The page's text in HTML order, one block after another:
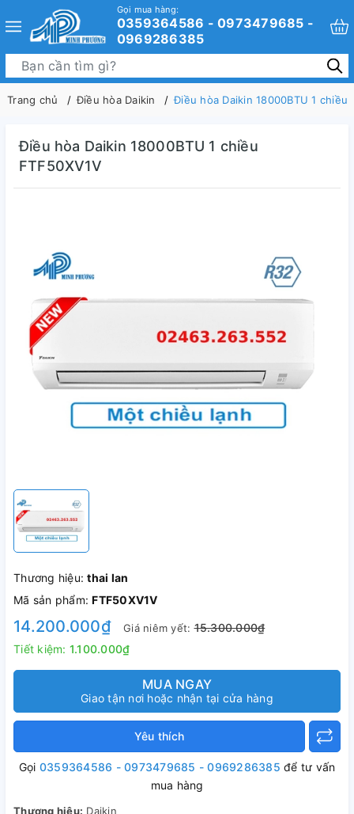
Gọi mua hàng:
0359364586 - 0973479685 -
0969286385
Trang chủ Điều hòa Daikin Điều hòa Daikin 18000BTU 1 chiều
Điều hòa Daikin 18000BTU 1 chiều
FTF50XV1V
Thương hiệu:thai lan
Mã sản phẩm:FTF50XV1V
14.200.000₫ Giá niêm yết:15.300.000₫
Tiết kiệm: 1.100.000₫
MUA NGAY
Giao tận nơi hoặc nhận tại cửa hàng
Yêu thích
Gọi 0359364586 - 0973479685 - 0969286385 để tư vấn
mua hàng
Thương hiệu: Daikin